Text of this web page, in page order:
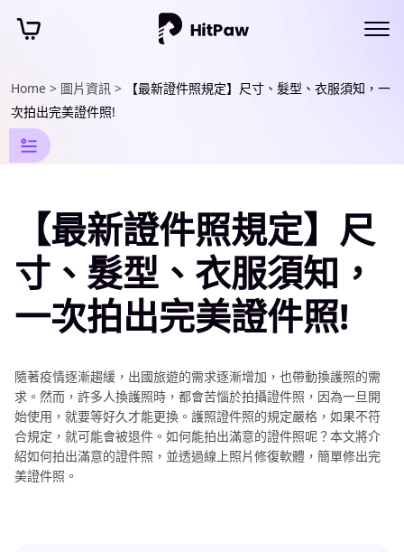
Home > 圖片資訊 >
【最新證件照規定】尺寸、髮型、衣服須知，一
次拍出完美證件照!
AI
照
片
訊
AI
照
指
南
照
片
【最新證件照規定】尺
寸、髮型、衣服須知，
一次拍出完美證件照!
隨著疫情逐漸趨緩，出國旅遊的需求逐漸增加，也帶動換護照的需
求。然而，許多人換護照時，都會苦惱於拍攝證件照，因為一旦開
始使用，就要等好久才能更換。護照證件照的規定嚴格，如果不符
合規定，就可能會被退件。如何能拍出滿意的證件照呢？本文將介
紹如何拍出滿意的證件照，並透過線上照片修復軟體，簡單修出完
美證件照。